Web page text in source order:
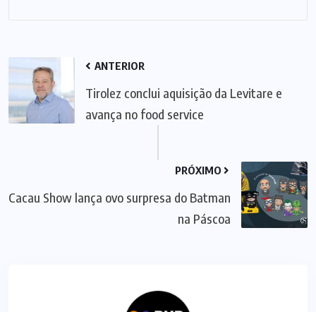
ANTERIOR
Tirolez conclui aquisição da Levitare e
avança no food service
PRÓXIMO
Cacau Show lança ovo surpresa do Batman
na Páscoa